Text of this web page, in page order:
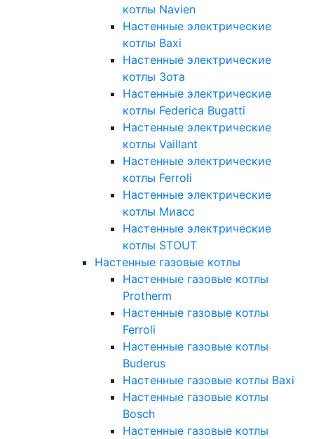
котлы Navien
Настенные электрические
котлы Baxi
Настенные электрические
котлы Зота
Настенные электрические
котлы Federica Bugatti
Настенные электрические
котлы Vaillant
Настенные электрические
котлы Ferroli
Настенные электрические
котлы Миасс
Настенные электрические
котлы STOUT
Настенные газовые котлы
Настенные газовые котлы
Protherm
Настенные газовые котлы
Ferroli
Настенные газовые котлы
Buderus
Настенные газовые котлы Baxi
Настенные газовые котлы
Bosch
Настенные газовые котлы